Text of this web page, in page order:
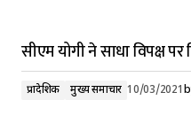
सीएम योगी ने साधा विपक्ष
प्रादेशिक मुख्य समाचार 10/03/2021